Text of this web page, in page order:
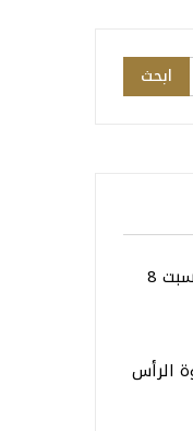
توقعـات الأبراج اليوم السبت 8
الرأس